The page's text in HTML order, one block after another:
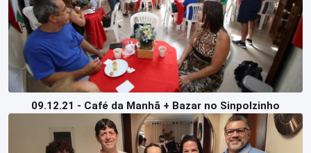
09.12.21 - Café da Manhã + Bazar no Sinpolzinho